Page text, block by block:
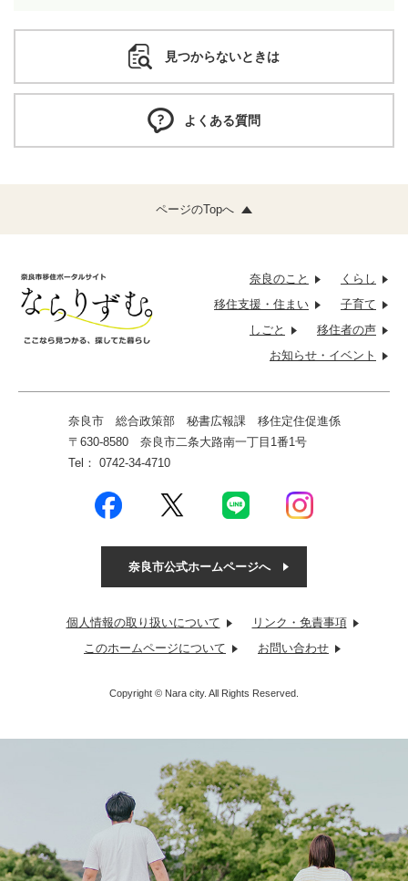
見つからないときは
よくある質問
ページのTopへ
奈良のこと
くらし
移住支援・ 住まい
子育て
しごと
移住者の声
お知らせ・ イベント
奈良市 総合政策部 秘書広報課 移住定住促進係
〒630-8580 奈良市二条大路南一丁目1番1号
Tel： 0742-34-4710
奈良市公式ホームページへ
個人情報の取り扱いについて
リンク・免責事項
このホームページについて
お問い合わせ
Copyright © Nara city. All Rights Reserved.